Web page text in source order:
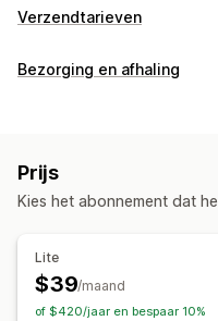
Verzendtarieven
Tariefberekening
Afhankelijk van aantal
Gemengd tarief
Aanpassing
Aangepaste meldingen
Hernoemingsopties
Bezorging en afhaling
Aangepaste berichten
Prijs
Kies het abonnement dat
Lite
$39/maand
of $420/jaar en bespaar 10%